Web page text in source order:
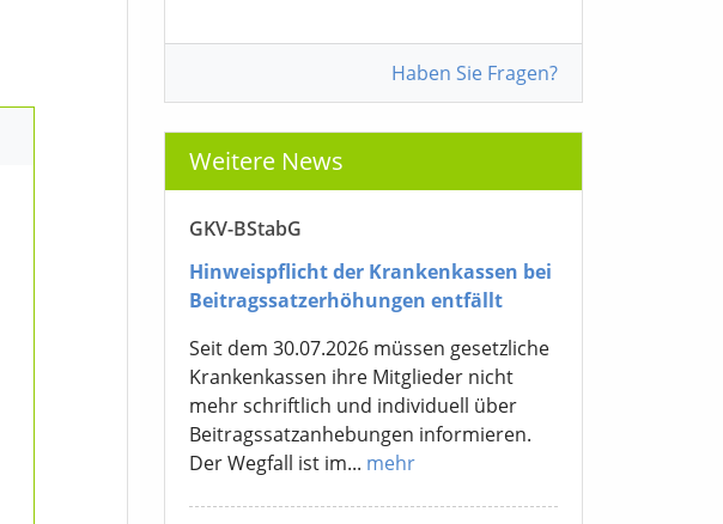
Haben Sie Fragen?
Weitere News
GKV-BStabG
Hinweispflicht der Krankenkassen bei
Beitragssatzerhöhungen entfällt
Seit dem 30.07.2026 müssen gesetzliche
Krankenkassen ihre Mitglieder nicht
mehr schriftlich und individuell über
Beitragssatzanhebungen informieren.
Der Wegfall ist im... mehr